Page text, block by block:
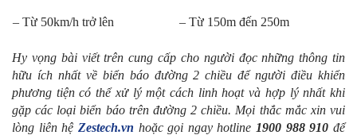
– Từ 50km/h trở lên – Từ 150m đến 250m
Hy vọng bài viết trên cung cấp cho người đọc những thông tin
hữu ích nhất về biển báo đường 2 chiều để người điều khiển
phương tiện có thể xử lý một cách linh hoạt và hợp lý nhất khi
gặp các loại biển báo trên đường 2 chiều. Mọi thắc mắc xin vui
lòng liên hệ Zestech.vn hoặc gọi ngay hotline 1900 988 910 để